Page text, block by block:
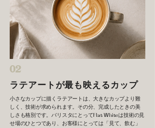
02
ラテアートが最も映えるカップ
小さなカップに描くラテアートは、大きなカップより難
しく、技術が求められます。その分、完成したときの美
しさも格別です。バリスタにとってFlat Whiteは技術の見
せ場のひとつであり、お客様にとっては「見て、飲む」